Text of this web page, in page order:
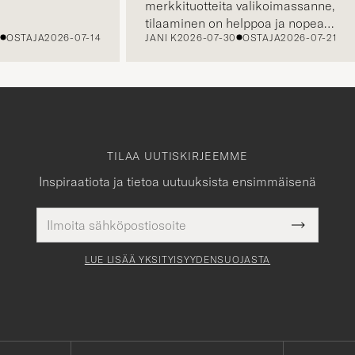
2026-07-14
merkkituotteita valikoimassanne,
tilaaminen on helppoa ja nopeaa,
sekä asiakaspalvelustanne saa
JANI K 2026-07-30 OSTAJA2026-07-21
TILAA UUTISKIRJEEMME
Inspiraatiota ja tietoa uutuuksista ensimmäisenä
Pakollinen
tieto
Submit
Newsletter
LUE LISÄÄ YKSITYISYYDENSUOJASTA